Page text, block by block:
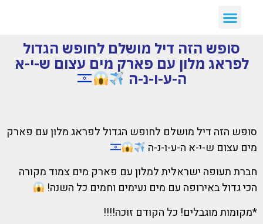
סופש הזה דיל מושלם לחופש הגדול
לפראג מלון עם פארק מים עצום ש-י-א
ה-ע-ו-נ-ה
סופש הזה דיל מושלם לחופש הגדול לפראג מלון עם פארק
מים עצום ש-י-א ה-ע-ו-נ-ה
חברת תעופה ישראלית למלון עם פארק מים צמוד מקורה
הכי גדול באירופה עם מים נעימים וחמים כל השנה!
*מקומות מוגבלים! כל הקודם זוכה!!!!